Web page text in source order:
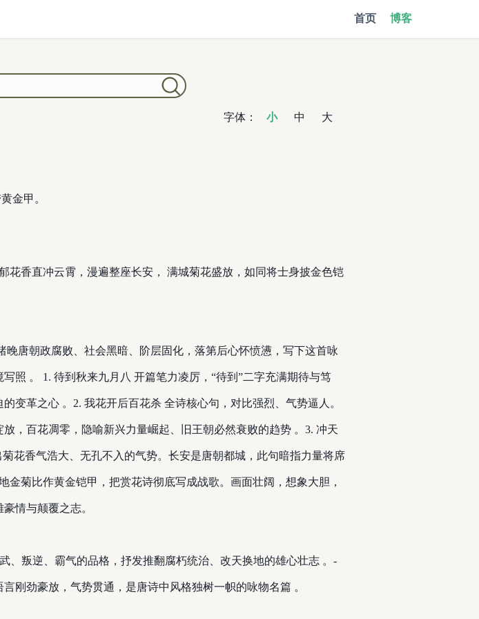
首页 博客
字体： 小 中 大
金甲。
花香直冲云霄，漫遍整座长安， 满城菊花盛放，如同将士身披金色铠
唐朝政腐败、社会黑暗、阶层固化，落第后心怀愤懑，写下这首咏
照 。 1. 待到秋来九月八 开篇笔力凌厉，“待到”二字充满期待与笃
革之心 。 ​ 2. 我花开后百花杀 全诗核心句，对比强烈、气势逼人。
，百花凋零，隐喻新兴力量崛起、旧王朝必然衰败的趋势 。 ​ 3. 冲天
花香气浩大、无孔不入的气势。长安是唐朝都城，此句暗指力量将席
金菊比作黄金铠甲，把赏花诗彻底写成战歌。画面壮阔，想象大胆，
情与颠覆之志。
叛逆、霸气的品格，抒发推翻腐朽统治、改天换地的雄心壮志 。 ​ -
刚劲豪放，气势贯通，是唐诗中风格独树一帜的咏物名篇 。